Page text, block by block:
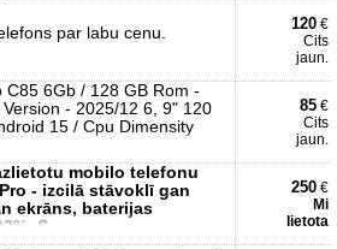
par labu cenu. 120 €
Cits
jaun.
C85 6Gb / 128 GB Rom -
Version - 2025/12 6, 9" 120
15 / Cpu Dimensity
85 €
Cits
jaun.
mobilo telefonu
- izcilā stāvoklī gan
ekrāns, baterijas
S
250 €
Mi
lietota